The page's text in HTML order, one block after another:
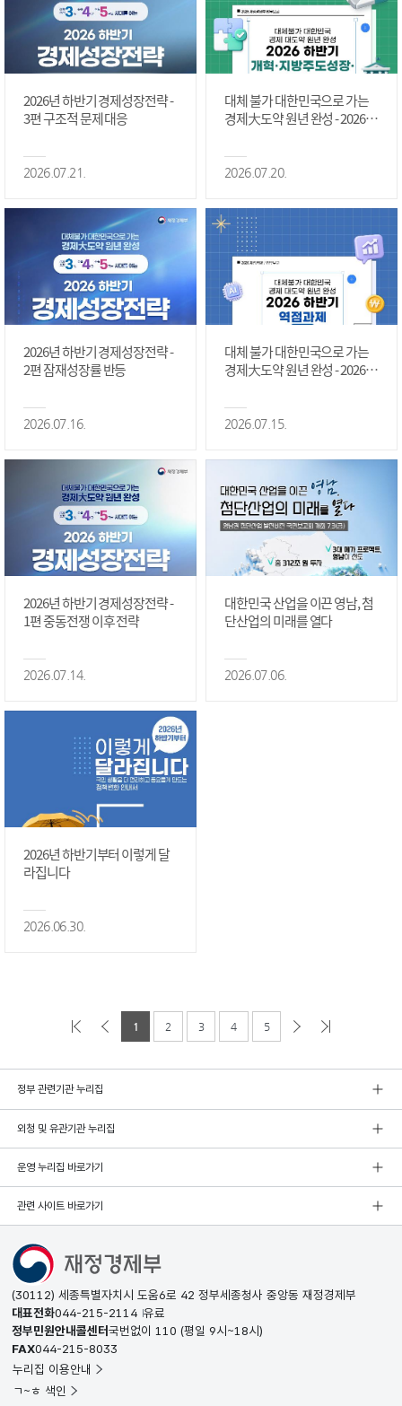
2026년 하반기 경제성장전략 -
3편 구조적 문제 대응
2026.07.21.
대체 불가 대한민국으로 가는
경제大도약 원년 완성 - 2026 하
정상화 #2편
2026.07.20.
2026년 하반기 경제성장전략 -
2편 잠재성장률 반등
2026.07.16.
대체 불가 대한민국으로 가는
경제大도약 원년 완성 - 2026 하
2026.07.15.
2026년 하반기 경제성장전략 -
1편 중동전쟁 이후 전략
2026.07.14.
대한민국 산업을 이끈 영남, 첨
단산업의 미래를 열다
2026.07.06.
2026년 하반기부터 이렇게 달
라집니다
2026.06.30.
1 2 3 4 5
정부 관련기관 누리집
외청 및 유관기관 누리집
운영 누리집 바로가기
관련 사이트 바로가기
(30112) 세종특별자치시 도움6로 42 정부세종청사 중앙동 재정경제부
대표전화044-215-2114 유료
정부민원안내콜센터국번없이 110 (평일 9시~18시)
FAX044-215-8033
누리집 이용안내
ㄱ~ㅎ 색인